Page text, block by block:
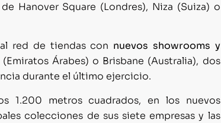
Hanover Square (Londres), Niza (Suiza) o
red de tiendas con nuevos showrooms y
Árabes) o Brisbane (Australia), dos
durante el último ejercicio.
1.200 metros cuadrados, en los nuevos
colecciones de sus siete empresas y las